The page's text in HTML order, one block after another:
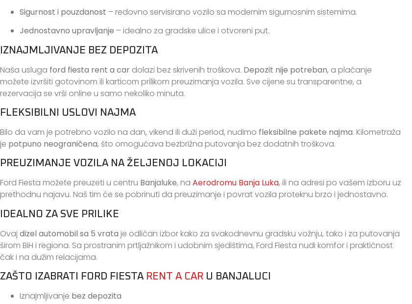
Sigurnost i pouzdanost – redovno servisirano vozilo sa modernim sigurnosnim sistemima.
Jednostavno upravljanje – idealno za gradske ulice i otvoreni put.
IZNAJMLJIVANJE BEZ DEPOZITA
Naša usluga ford fiesta rent a car dolazi bez skrivenih troškova. Depozit nije potreban, a plaćanje
možete izvršiti gotovinom ili karticom prilikom preuzimanja vozila. Sve cijene su transparentne, a
rezervacija se vrši online u samo nekoliko minuta.
FLEKSIBILNI USLOVI NAJMA
Bilo da vam je potrebno vozilo na dan, vikend ili duži period, nudimo fleksibilne pakete najma. Kilometraža
je potpuno neograničena, što omogućava bezbrižna putovanja bez dodatnih troškova.
PREUZIMANJE VOZILA NA ŽELJENOJ LOKACIJI
Ford Fiesta možete preuzeti u centru Banjaluke, na Aerodromu Banja Luka, ili na adresi po vašem izboru uz
prethodnu najavu. Naš tim će se pobrinuti da preuzimanje i povrat vozila proteknu brzo i jednostavno.
IDEALNO ZA SVE PRILIKE
Ovaj dizel automobil sa 5 vrata je odličan izbor kako za svakodnevnu gradsku vožnju, tako i za putovanja
širom BiH i regiona. Sa prostranim prtljažnikom i udobnim sjedištima, Ford Fiesta nudi komfor i praktičnost
čak i na dužim relacijama.
ZAŠTO IZABRATI FORD FIESTA RENT A CAR U BANJALUCI
Iznajmljivanje bez depozita